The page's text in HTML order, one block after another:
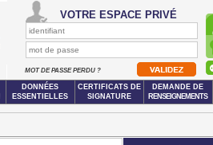
VOTRE ESPACE PRIVÉ
MOT DE PASSE PERDU ?
DONNÉES
ESSENTIELLES
CERTIFICATS DE
SIGNATURE
DEMANDE DE
RENSEIGNEMENTS